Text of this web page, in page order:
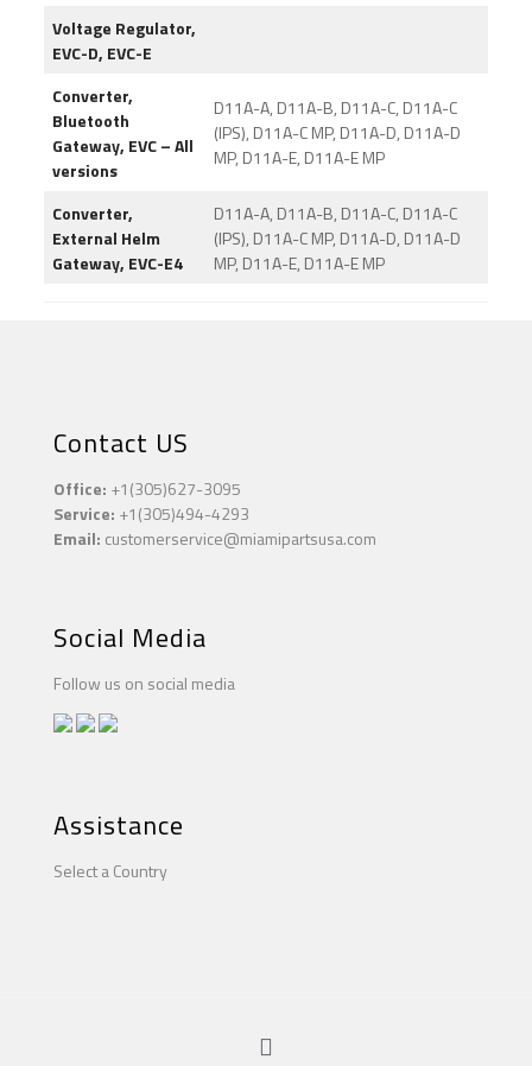
Voltage Regulator,
EVC-D, EVC-E
Converter,
Bluetooth
Gateway, EVC – All
versions
D11A-A, D11A-B, D11A-C, D11A-C
(IPS), D11A-C MP, D11A-D, D11A-D
MP, D11A-E, D11A-E MP
Converter,
External Helm
Gateway, EVC-E4
D11A-A, D11A-B, D11A-C, D11A-C
(IPS), D11A-C MP, D11A-D, D11A-D
MP, D11A-E, D11A-E MP
Contact US
Office: +1(305)627-3095
Service: +1(305)494-4293
Email: customerservice@miamipartsusa.com
Social Media
Follow us on social media
Assistance
Select a Country